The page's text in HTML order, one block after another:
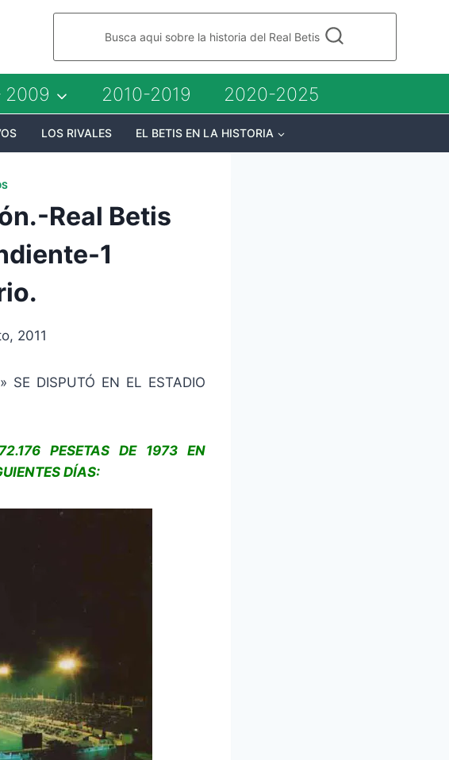
Busca aqui sobre la historia del Real Betis
2009 2010-2019 2020-2025
LOS RIVALES EL BETIS EN LA HISTORIA
Real Betis
1
2011
SE DISPUTÓ EN EL ESTADIO
PESETAS DE 1973 EN
DÍAS: